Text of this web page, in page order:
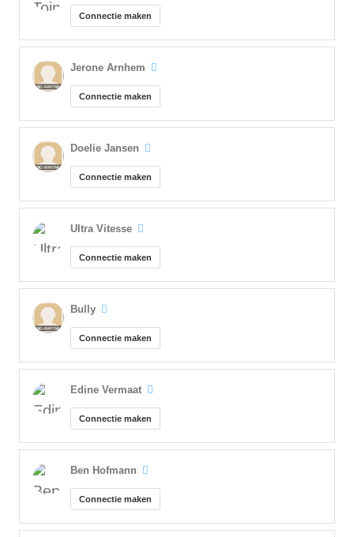
Connectie maken
Jerone Arnhem
Connectie maken
Doelie Jansen
Connectie maken
Ultra Vitesse
Connectie maken
Bully
Connectie maken
Edine Vermaat
Connectie maken
Ben Hofmann
Connectie maken